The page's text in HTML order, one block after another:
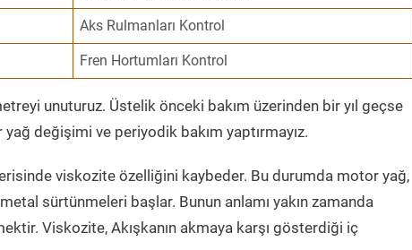
Aks Rulmanları Kontrol
Fren Hortumları Kontrol
unuturuz. Üstelik önceki bakım üzerinden bir yıl geçse
değişimi ve periyodik bakım yaptırmayız.
viskozite özelliğini kaybeder. Bu durumda motor yağ,
sürtünmeleri başlar. Bunun anlamı yakın zamanda
Viskozite, Akışkanın akmaya karşı gösterdiği iç